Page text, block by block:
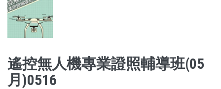
遙控無人機專業證照輔導班(05
月)0516